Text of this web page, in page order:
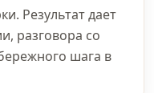
Результат дает
разговора со
шага в